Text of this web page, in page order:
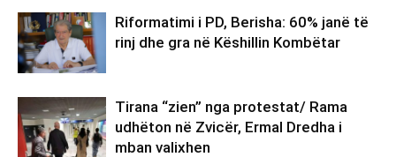
Riformatimi i PD, Berisha: 60% janë të
rinj dhe gra në Këshillin Kombëtar
Tirana “zien” nga protestat/ Rama
udhëton në Zvicër, Ermal Dredha i
mban valixhen